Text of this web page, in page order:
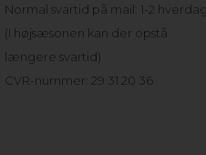
Normal svartid på mail: 1-2
(I højsæsonen kan der opstå
længere svartid)
CVR-nummer: 29 31 20 36